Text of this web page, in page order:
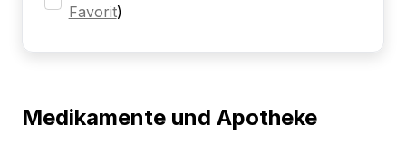
Favorit)
Medikamente und Apotheke